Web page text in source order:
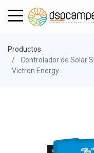
Productos
Controlador de Solar
Victron Energy